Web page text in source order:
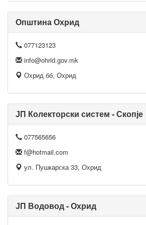
Општина Охрид
077123123
info@ohrid.gov.mk
Охрид бб, Охрид
ЈП Колекторски систем - Скопје
077565656
f@hotmail.com
ул. Пушкарска 33, Охрид
ЈП Водовод - Охрид